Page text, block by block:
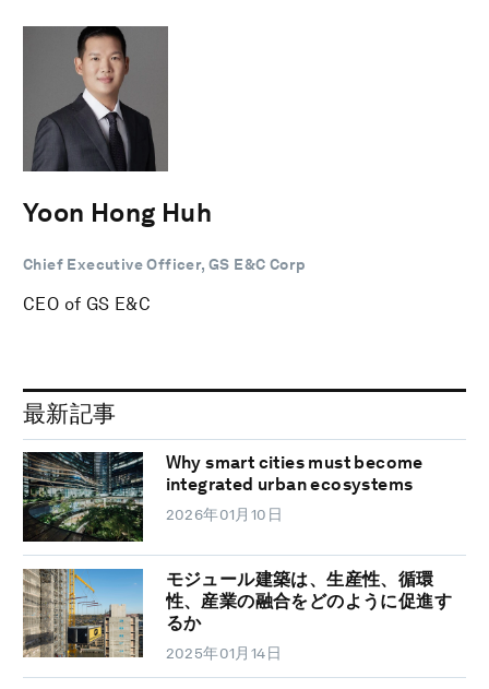
Yoon Hong Huh
Chief Executive Officer, GS E&C Corp
CEO of GS E&C
最新記事
Why smart cities must become
integrated urban ecosystems
2026年01月10日
モジュール建築は、生産性、循環
性、産業の融合をどのように促進す
るか
2025年01月14日